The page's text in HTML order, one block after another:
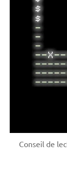
Conseil de